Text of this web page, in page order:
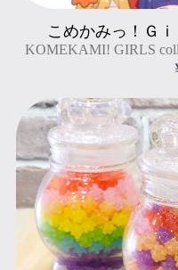
" title="こめかみっ
KOMEKAMI! GIRLS
こめかみっ！Ｇ
KOMEKAMI! GIRLS